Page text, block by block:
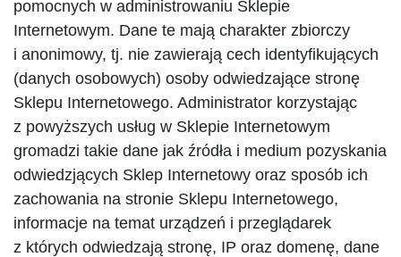
pomocnych w administrowaniu Sklepie
Internetowym. Dane te mają charakter zbiorczy
i anonimowy, tj. nie zawierają cech identyfikujących
(danych osobowych) osoby odwiedzające stronę
Sklepu Internetowego. Administrator korzystając
z powyższych usług w Sklepie Internetowym
gromadzi takie dane jak źródła i medium pozyskania
odwiedzjących Sklep Internetowy oraz sposób ich
zachowania na stronie Sklepu Internetowego,
informacje na temat urządzeń i przeglądarek
z których odwiedzają stronę, IP oraz domenę, dane